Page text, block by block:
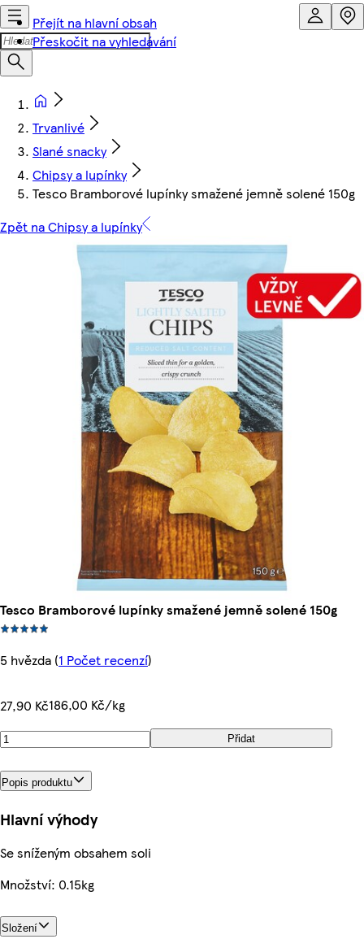
Přejít na hlavní obsah
Přeskočit na vyhledávání
Trvanlivé
Slané snacky
Chipsy a lupínky
Tesco Bramborové lupínky smažené jemně solené 150g
Zpět na Chipsy a lupínky
Tesco Bramborové lupínky smažené jemně solené 150g
5 hvězda (1 Počet recenzí)
27,90 Kč186,00 Kč/kg
Přidat
Popis produktu
Hlavní výhody
Se sníženým obsahem soli
Množství: 0.15kg
Složení